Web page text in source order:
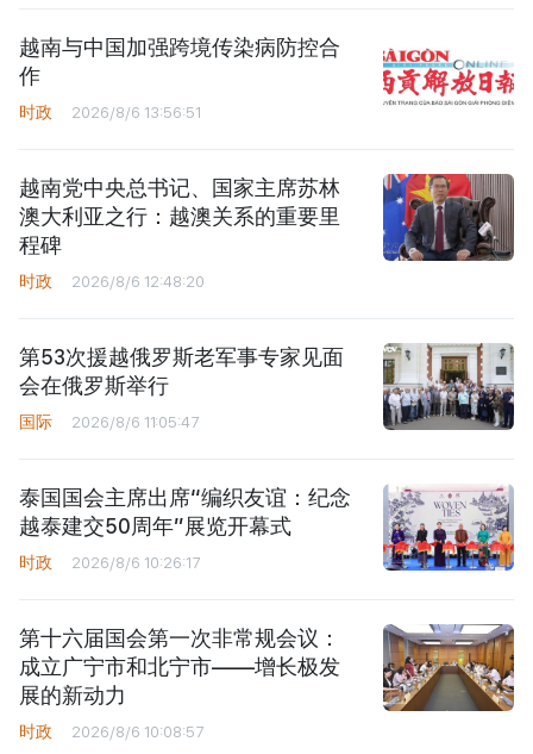
越南与中国加强跨境传染病防控合
作
时政 2026/8/6 13:56:51
越南党中央总书记、国家主席苏林
澳大利亚之行：越澳关系的重要里
程碑
时政 2026/8/6 12:48:20
第53次援越俄罗斯老军事专家见面
会在俄罗斯举行
国际 2026/8/6 11:05:47
泰国国会主席出席“编织友谊：纪念
越泰建交50周年”展览开幕式
时政 2026/8/6 10:26:17
第十六届国会第一次非常规会议：
成立广宁市和北宁市——增长极发
展的新动力
时政 2026/8/6 10:08:57